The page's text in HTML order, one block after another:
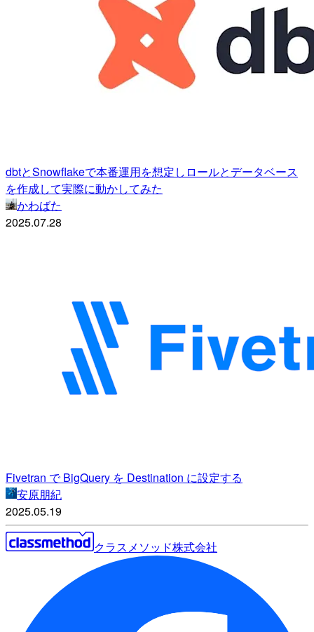
dbtとSnowflakeで本番運用を想定しロールとデータベース
を作成して実際に動かしてみた
かわばた
2025.07.28
Fivetran で BigQuery を Destination に設定する
安原朋紀
2025.05.19
クラスメソッド株式会社